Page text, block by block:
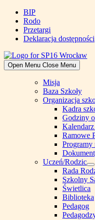
Skip
content
BIP
Rodo
Przetargi
Deklaracja dostępności
Open Menu Close Menu
Misja
Baza Szkoły
Organizacja
Kadra
Godziny
Ramowe
Programy
Uczeń/Rodzic
Rada
Szkolny
Świetlica
Biblioteka
Pedagog